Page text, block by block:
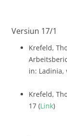
Versiun 17/1
Krefeld,
in: Ladinia,
Krefeld,
17 (Link)